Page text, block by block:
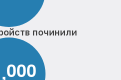
починили
,000